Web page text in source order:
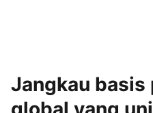
Jangkau basis